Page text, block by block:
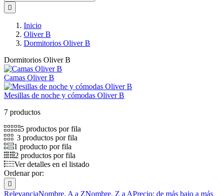

Inicio
Oliver B
Dormitorios Oliver B
Dormitorios Oliver B
Camas Oliver B
Mesillas de noche y cómodas Oliver B
7 productos
5 productos por fila
3 productos por fila
1 producto por fila
2 productos por fila
Ver detalles en el listado
Ordenar por:

RelevanciaNombre, A a ZNombre, Z a APrecio: de más bajo a más